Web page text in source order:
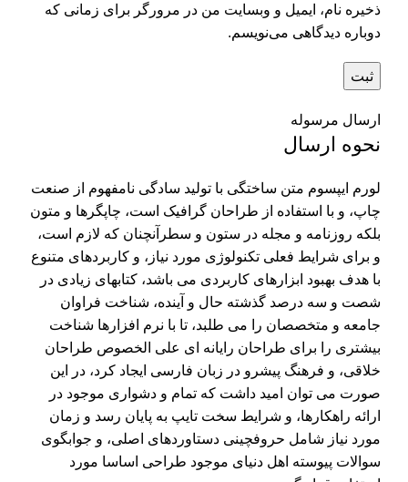
ذخیره نام، ایمیل و وبسایت من در مرورگر برای زمانی که
دوباره دیدگاهی می‌نویسم.
ارسال مرسوله
نحوه ارسال
لورم ایپسوم متن ساختگی با تولید سادگی نامفهوم از صنعت
چاپ، و با استفاده از طراحان گرافیک است، چاپگرها و متون
بلکه روزنامه و مجله در ستون و سطرآنچنان که لازم است،
و برای شرایط فعلی تکنولوژی مورد نیاز، و کاربردهای متنوع
با هدف بهبود ابزارهای کاربردی می باشد، کتابهای زیادی در
شصت و سه درصد گذشته حال و آینده، شناخت فراوان
جامعه و متخصصان را می طلبد، تا با نرم افزارها شناخت
بیشتری را برای طراحان رایانه ای علی الخصوص طراحان
خلاقی، و فرهنگ پیشرو در زبان فارسی ایجاد کرد، در این
صورت می توان امید داشت که تمام و دشواری موجود در
ارائه راهکارها، و شرایط سخت تایپ به پایان رسد و زمان
مورد نیاز شامل حروفچینی دستاوردهای اصلی، و جوابگوی
سوالات پیوسته اهل دنیای موجود طراحی اساسا مورد